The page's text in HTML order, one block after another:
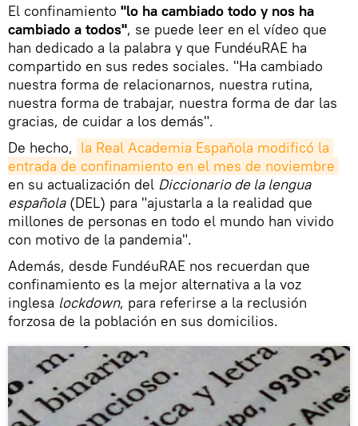
El confinamiento "lo ha cambiado todo y nos ha
cambiado a todos", se puede leer en el vídeo que
han dedicado a la palabra y que FundéuRAE ha
compartido en sus redes sociales. "Ha cambiado
nuestra forma de relacionarnos, nuestra rutina,
nuestra forma de trabajar, nuestra forma de dar las
gracias, de cuidar a los demás".
De hecho, la Real Academia Española modificó la
entrada de confinamiento en el mes de noviembre
en su actualización del Diccionario de la lengua
española(DEL) para "ajustarla a la realidad que
millones de personas en todo el mundo han vivido
con motivo de la pandemia".
Además, desde FundéuRAE nos recuerdan que
confinamiento es la mejor alternativa a la voz
inglesa lockdown, para referirse a la reclusión
forzosa de la población en sus domicilios.